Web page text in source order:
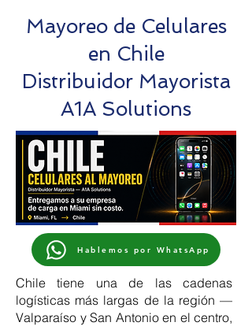
Mayoreo de Celulares
en Chile
Distribuidor Mayorista
A1A Solutions
Hablemos por WhatsApp
Chile tiene una de las cadenas
logísticas más largas de la región —
Valparaíso y San Antonio en el centro,